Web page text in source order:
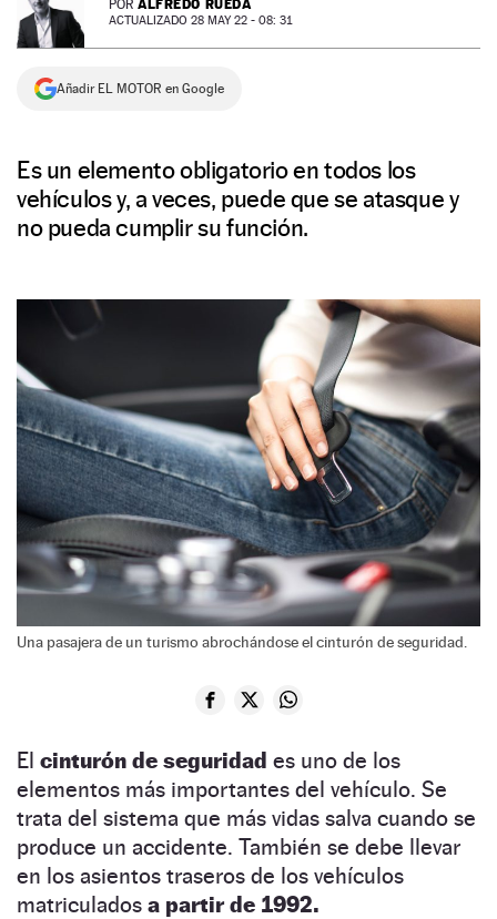
NEWSLETTER
SÍGUENOS
POR ALFREDO RUEDA
ACTUALIZADO 28 MAY 22 - 08: 31
Añadir EL MOTOR en Google
Es un elemento obligatorio en todos los
vehículos y, a veces, puede que se atasque y
no pueda cumplir su función.
Una pasajera de un turismo abrochándose el cinturón de seguridad.
El cinturón de seguridad es uno de los
elementos más importantes del vehículo. Se
trata del sistema que más vidas salva cuando se
produce un accidente. También se debe llevar
en los asientos traseros de los vehículos
matriculados a partir de 1992.